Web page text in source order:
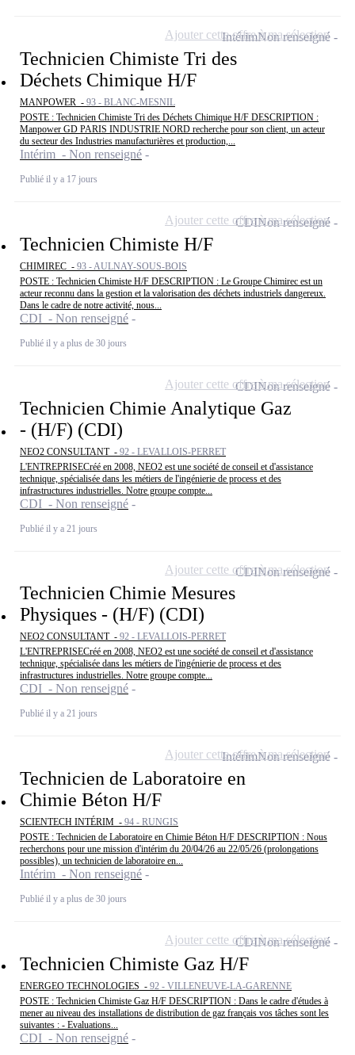
Technicien Chimiste Tri des
Déchets Chimique H/F
MANPOWER - 93 - BLANC-MESNIL
POSTE : Technicien Chimiste Tri des Déchets Chimique H/F DESCRIPTION :
Manpower GD PARIS INDUSTRIE NORD recherche pour son client, un acteur
du secteur des Industries manufacturières et production,...
Intérim - Non renseigné
Publié il y a 17 jours
IntérimNon renseigné
Ajouter cette offre à ma sélection
Technicien Chimiste H/F
CHIMIREC - 93 - AULNAY-SOUS-BOIS
POSTE : Technicien Chimiste H/F DESCRIPTION : Le Groupe Chimirec est un
acteur reconnu dans la gestion et la valorisation des déchets industriels dangereux.
Dans le cadre de notre activité, nous...
CDI - Non renseigné
Publié il y a plus de 30 jours
CDINon renseigné
Ajouter cette offre à ma sélection
Technicien Chimie Analytique Gaz
- (H/F) (CDI)
NEO2 CONSULTANT - 92 - LEVALLOIS-PERRET
L'ENTREPRISECréé en 2008, NEO2 est une société de conseil et d'assistance
technique, spécialisée dans les métiers de l'ingénierie de process et des
infrastructures industrielles. Notre groupe compte...
CDI - Non renseigné
Publié il y a 21 jours
CDINon renseigné
Ajouter cette offre à ma sélection
Technicien Chimie Mesures
Physiques - (H/F) (CDI)
NEO2 CONSULTANT - 92 - LEVALLOIS-PERRET
L'ENTREPRISECréé en 2008, NEO2 est une société de conseil et d'assistance
technique, spécialisée dans les métiers de l'ingénierie de process et des
infrastructures industrielles. Notre groupe compte...
CDI - Non renseigné
Publié il y a 21 jours
CDINon renseigné
Ajouter cette offre à ma sélection
Technicien de Laboratoire en
Chimie Béton H/F
SCIENTECH INTÉRIM - 94 - RUNGIS
POSTE : Technicien de Laboratoire en Chimie Béton H/F DESCRIPTION : Nous
recherchons pour une mission d'intérim du 20/04/26 au 22/05/26 (prolongations
possibles), un technicien de laboratoire en...
Intérim - Non renseigné
Publié il y a plus de 30 jours
IntérimNon renseigné
Ajouter cette offre à ma sélection
Technicien Chimiste Gaz H/F
ENERGEO TECHNOLOGIES - 92 - VILLENEUVE-LA-GARENNE
POSTE : Technicien Chimiste Gaz H/F DESCRIPTION : Dans le cadre d'études à
mener au niveau des installations de distribution de gaz français vos tâches sont les
suivantes : - Evaluations...
CDI - Non renseigné
CDINon renseigné
Ajouter cette offre à ma sélection